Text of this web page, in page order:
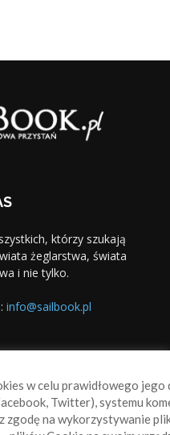
którzy szukają
żeglarstwa, świata
i nie tylko.
info@sailbook.pl
w celu prawidłowego
Twitter), systemu
na wykorzystywanie